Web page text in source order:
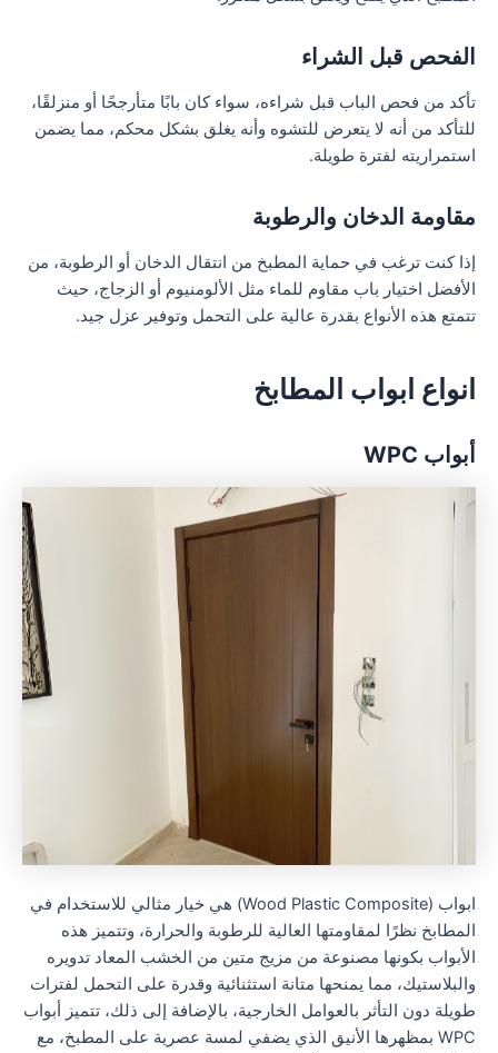
الفحص قبل الشراء
تأكد من فحص الباب قبل شراءه، سواء كان بابًا متأرجحًا أو منزلقًا،
للتأكد من أنه لا يتعرض للتشوه وأنه يغلق بشكل محكم، مما يضمن
استمراريته لفترة طويلة.
مقاومة الدخان والرطوبة
إذا كنت ترغب في حماية المطبخ من انتقال الدخان أو الرطوبة، من
الأفضل اختيار باب مقاوم للماء مثل الألومنيوم أو الزجاج، حيث
تتمتع هذه الأنواع بقدرة عالية على التحمل وتوفير عزل جيد.
انواع ابواب المطابخ
أبواب WPC
ابواب (Wood Plastic Composite) هي خيار مثالي للاستخدام في
المطابخ نظرًا لمقاومتها العالية للرطوبة والحرارة، وتتميز هذه
الأبواب بكونها مصنوعة من مزيج متين من الخشب المعاد تدويره
والبلاستيك، مما يمنحها متانة استثنائية وقدرة على التحمل لفترات
طويلة دون التأثر بالعوامل الخارجية، بالإضافة إلى ذلك، تتميز أبواب
WPC بمظهرها الأنيق الذي يضفي لمسة عصرية على المطبخ، مع